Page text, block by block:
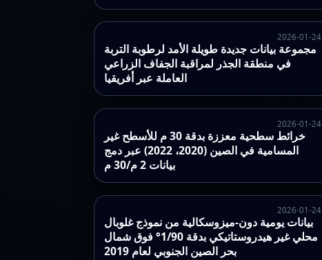
2026-01-24
مجموعة بيانات جديدة طويلة الأمد لرطوبة التربة
في منطقة الجذر لمراقبة الجفاف الزراعي
العاملة عبر أفريقيا
2026-01-24
خرائط سطحية معززة بدقة 30 م للأسطح غير
المسامية في الصين (2020، 2022) عبر دمج
بيانات 2 م/30 م
2026-01-24
بيانات يومية دون‑ميزوسكالية من نموذج غلوبال
محلي غير هيدروستاتيكي بدقة 1/90° فوق شمال
بحر الصين الجنوبي لعام 2019